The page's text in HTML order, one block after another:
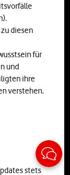
diesen
für
und
ihre
verstehen.
stets
Sticky